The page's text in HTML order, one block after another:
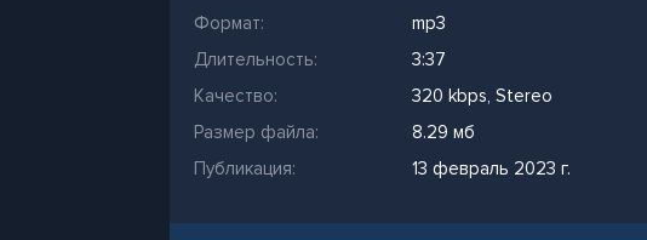
Формат:
mp3
Длительность:
3:37
Качество:
320 kbps, Stereo
Размер файла:
8.29 мб
Публикация:
13 февраль 2023 г.